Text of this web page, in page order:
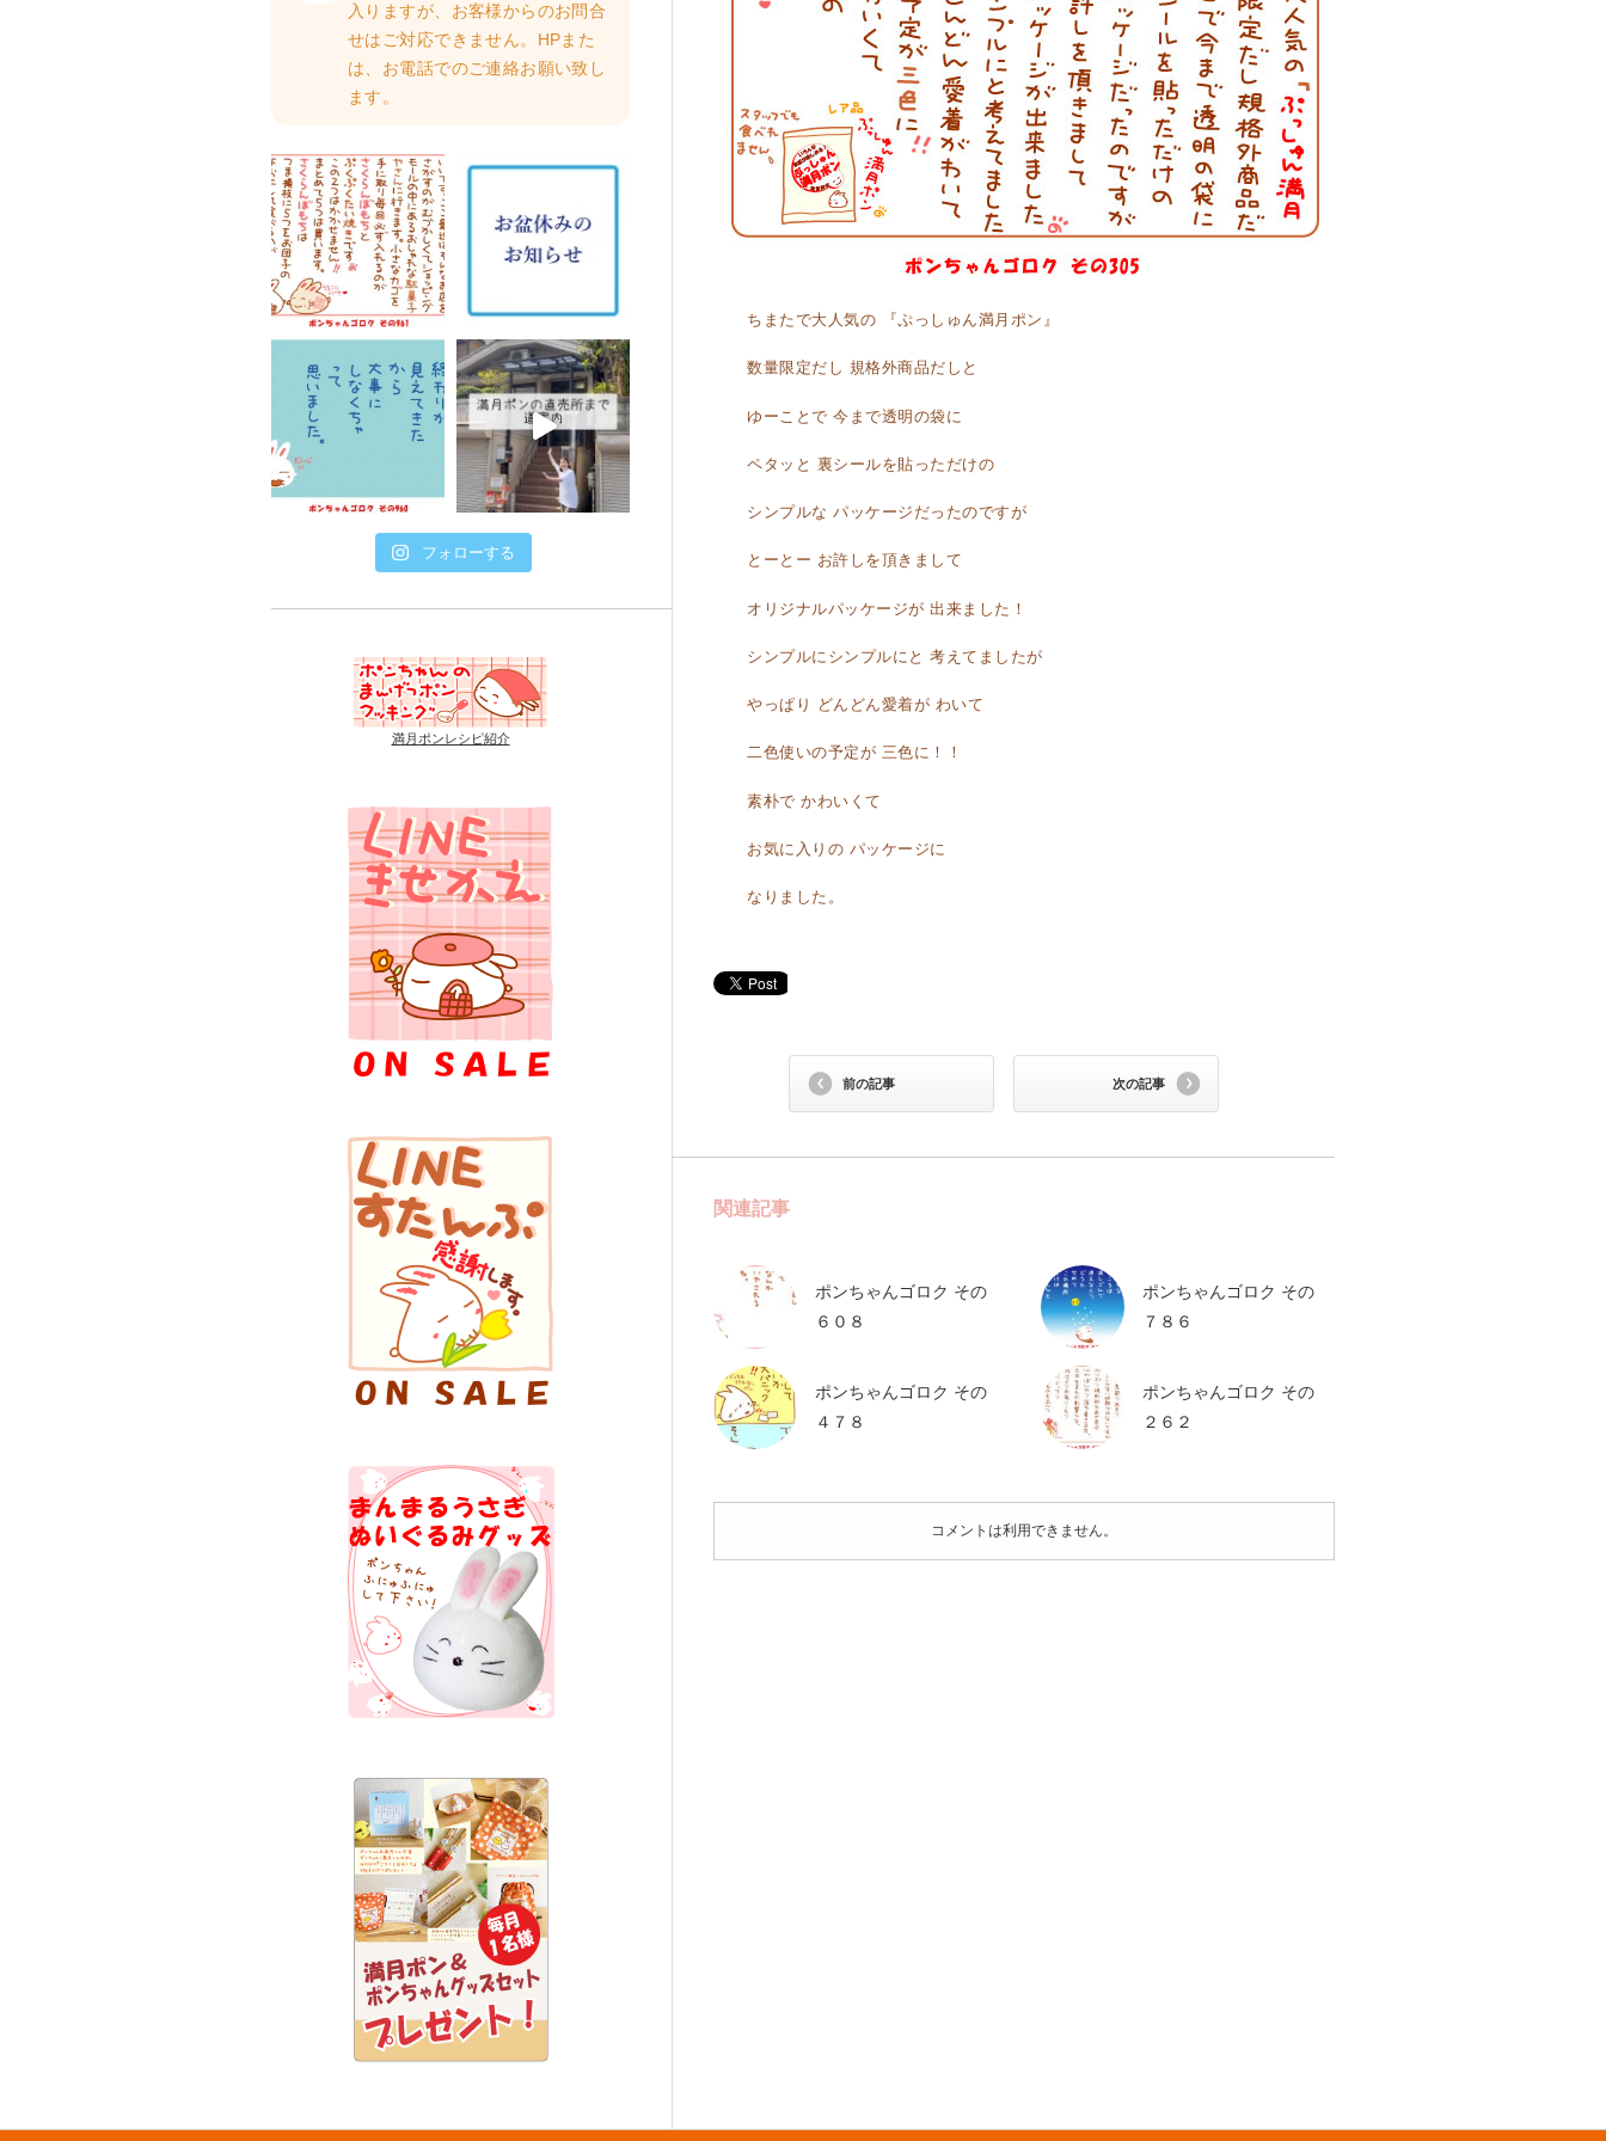
ちまたで大人気の 『ぷっしゅん満月ポン』
数量限定だし 規格外商品だしと
ゆーことで 今まで透明の袋に
ペタッと 裏シールを貼っただけの
シンプルな パッケージだったのですが
とーとー お許しを頂きまして
オリジナルパッケージが 出来ました！
シンプルにシンプルにと 考えてましたが
やっぱり どんどん愛着が わいて
二色使いの予定が 三色に！！
素朴で かわいくて
お気に入りの パッケージに
なりました。
前の記事 次の記事
関連記事
ポンちゃんゴロク その
６０８
ポンちゃんゴロク その
７８６
ポンちゃんゴロク その
４７８
ポンちゃんゴロク その
２６２
コメントは利用できません。
入りますが、お客様からのお問合
せはご対応できません。HPまた
は、お電話でのご連絡お願い致し
ます。
フォローする
満月ポンレシピ紹介